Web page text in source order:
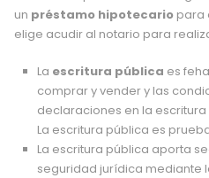
un préstamo hipotecario para
elige acudir al notario para
La escritura pública es
comprar y vender y las
declaraciones en la
La escritura pública es
La escritura pública aporta
seguridad jurídica mediante